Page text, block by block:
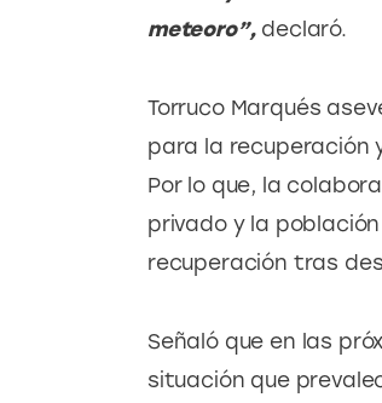
meteoro”, declaró.
Torruco Marqués
para la recuperación
Por lo que, la
privado y la
recuperación tras
Señaló que en las
situación que